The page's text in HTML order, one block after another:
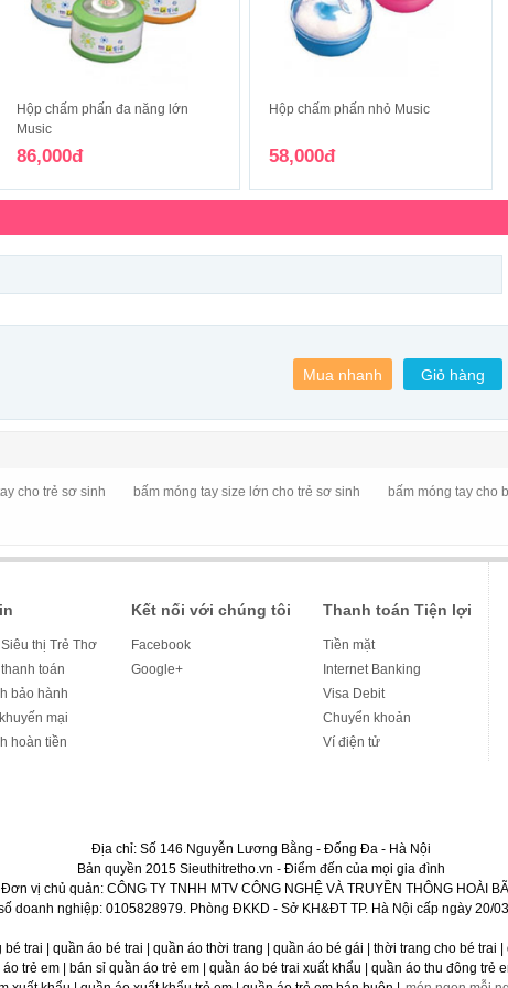
Hộp chấm phấn đa năng lớn
Music
86,000đ
Hộp chấm phấn nhỏ Music
58,000đ
cho trẻ sơ sinh bấm móng tay size lớn cho trẻ sơ sinh bấm móng tay cho
thị Trẻ Thơ
toán
bảo hành
mại
hoàn tiền
Kết nối với chúng tôi
Facebook
Google+
Thanh toán Tiện lợi
Tiền mặt
Internet Banking
Visa Debit
Chuyển khoản
Ví điện tử
Địa chỉ: Số 146 Nguyễn Lương Bằng - Đống Đa - Hà Nội
Bản quyền 2015 Sieuthitretho.vn - Điểm đến của mọi gia đình
Đơn vị chủ quản: CÔNG TY TNHH MTV CÔNG NGHỆ VÀ TRUYỀN THÔNG HOÀI
doanh nghiệp: 0105828979. Phòng ĐKKD - Sở KH&ĐT TP. Hà Nội cấp ngày 20/
bé trai | quần áo bé trai | quần áo thời trang | quần áo bé gái | thời trang cho bé trai
trẻ em | bán sỉ quần áo trẻ em | quần áo bé trai xuất khẩu | quần áo thu đông trẻ